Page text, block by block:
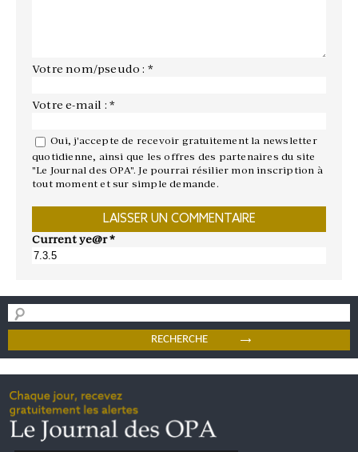
Votre nom/pseudo : *
Votre e-mail : *
Oui, j'accepte de recevoir gratuitement la newsletter
quotidienne, ainsi que les offres des partenaires du site
"Le Journal des OPA". Je pourrai résilier mon inscription à
tout moment et sur simple demande.
Current ye@r*